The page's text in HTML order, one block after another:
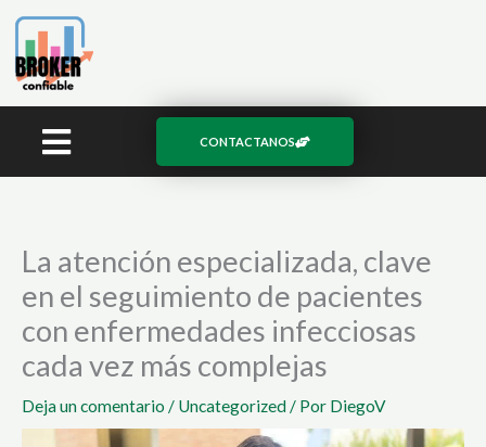
contenido
CONTACTANOS
La atención especializada, clave
en el seguimiento de pacientes
con enfermedades infecciosas
cada vez más complejas
Deja un comentario / Uncategorized/ Por DiegoV